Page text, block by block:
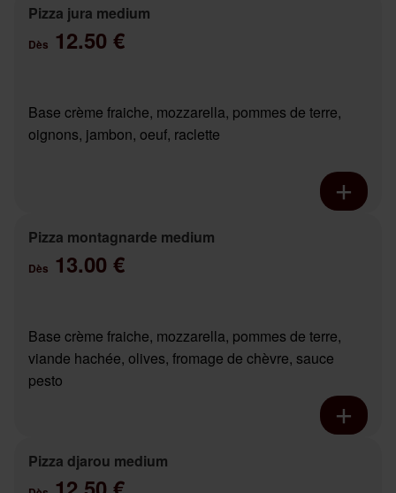
Pizza jura medium
Dès 12.50 €
Base crème fraiche, mozzarella, pommes de terre,
oignons, jambon, oeuf, raclette
Pizza montagnarde medium
Dès 13.00 €
Base crème fraiche, mozzarella, pommes de terre,
viande hachée, olives, fromage de chèvre, sauce
pesto
Pizza djarou medium